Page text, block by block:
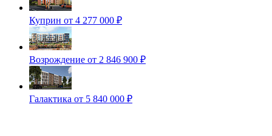
Куприн от 4 277 000 ₽
Возрождение от 2 846 900 ₽
Галактика от 5 840 000 ₽